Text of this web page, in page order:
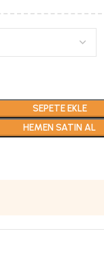
SEPETE EKLE
HEMEN SATIN AL